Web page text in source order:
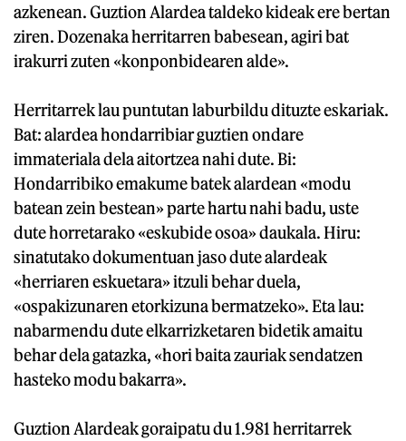
azkenean. Guztion Alardea taldeko kideak ere bertan
ziren. Dozenaka herritarren babesean, agiri bat
irakurri zuten «konponbidearen alde».
Herritarrek lau puntutan laburbildu dituzte eskariak.
Bat: alardea hondarribiar guztien ondare
immateriala dela aitortzea nahi dute. Bi:
Hondarribiko emakume batek alardean «modu
batean zein bestean» parte hartu nahi badu, uste
dute horretarako «eskubide osoa» daukala. Hiru:
sinatutako dokumentuan jaso dute alardeak
«herriaren eskuetara» itzuli behar duela,
«ospakizunaren etorkizuna bermatzeko». Eta lau:
nabarmendu dute elkarrizketaren bidetik amaitu
behar dela gatazka, «hori baita zauriak sendatzen
hasteko modu bakarra».
Guztion Alardeak goraipatu du 1.981 herritarrek